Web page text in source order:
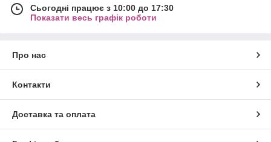
Сьогодні працює з 10:00 до 17:30
Показати весь графік роботи
Про нас
Контакти
Доставка та оплата